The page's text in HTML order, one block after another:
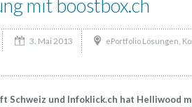
mit boostbox.ch
3. Mai 2013 ePortfolio Lösungen,
Schweiz und Infoklick.ch hat Helliwood